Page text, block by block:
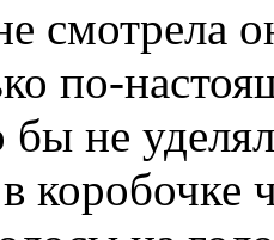
смотрела
по-
бы не
коробочке